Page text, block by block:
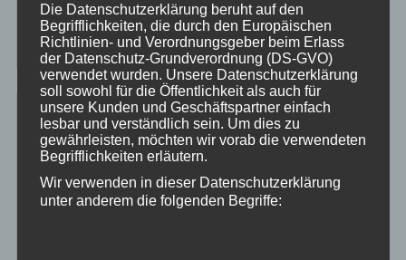
Danke Stefan….
Unser „Draufgänger“ im September
Offroad Deutschland
03197 Jänschwalde
04880 Elsnig (bei Torgau)
27628 Wulbüttel
Die Datenschutzerklärung beruht auf den
Begrifflichkeiten, die durch den Europäischen
Richtlinien- und Verordnungsgeber beim Erlass
der Datenschutz-Grundverordnung (DS-GVO)
verwendet wurden. Unsere Datenschutzerklärung
soll sowohl für die Öffentlichkeit als auch für
unsere Kunden und Geschäftspartner einfach
lesbar und verständlich sein. Um dies zu
gewährleisten, möchten wir vorab die verwendeten
Begrifflichkeiten erläutern.
Wir verwenden in dieser Datenschutzerklärung
unter anderem die folgenden Begriffe: